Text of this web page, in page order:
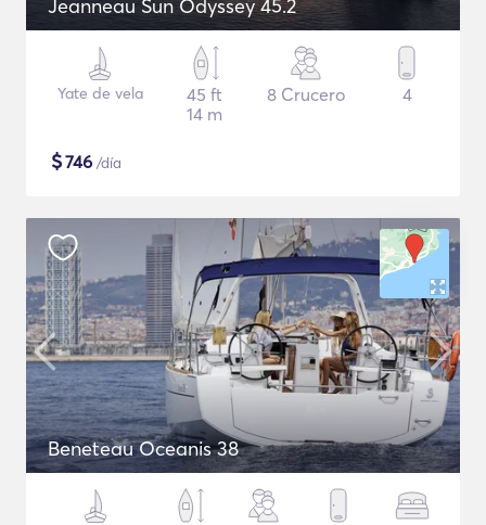
Jeanneau Sun Odyssey 45.2
Yate de vela
45 ft
14 m
8 Crucero 4
$746 /día
Beneteau Oceanis 38